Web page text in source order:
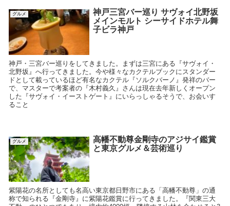
グルメ
神戸三宮バー巡り サヴォイ北野坂
メインモルト シーサイドホテル舞
子ビラ神戸
神戸・三宮バー巡りをしてきました。まずは三宮にある『サヴォイ・
北野坂』へ行ってきました。今や様々なカクテルブックにスタンダー
ドとして載っているほど有名なカクテル『ソルクバーノ』発祥のバー
で、マスターで考案者の『木村義久』さんは現在去年新しくオープン
した『サヴォイ・イーストゲート』にいらっしゃるそうで、お会いす
ること
グルメ
高幡不動尊金剛寺のアジサイ鑑賞
と東京グルメ＆芸術巡り
紫陽花の名所としても名高い東京都日野市にある「高幡不動尊」の通
称で知られる『金剛寺』に紫陽花鑑賞に行ってきました。『関東三大